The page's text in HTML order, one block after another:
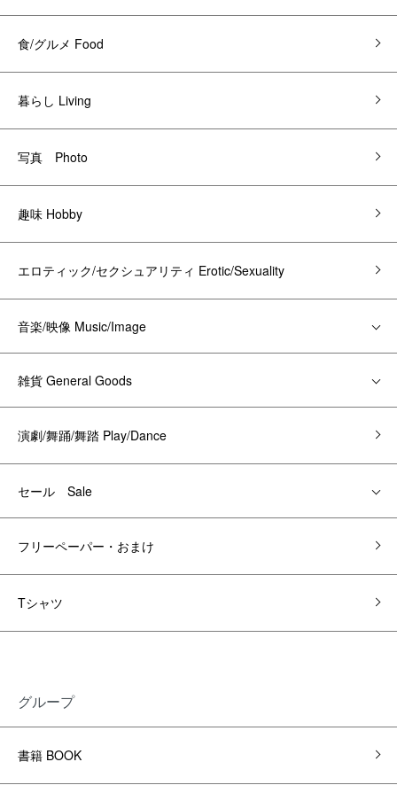
食/グルメ Food
暮らし Living
写真 Photo
趣味 Hobby
エロティック/セクシュアリティ Erotic/Sexuality
音楽/映像 Music/Image
雑貨 General Goods
演劇/舞踊/舞踏 Play/Dance
セール Sale
フリーペーパー・おまけ
Tシャツ
グループ
書籍 BOOK